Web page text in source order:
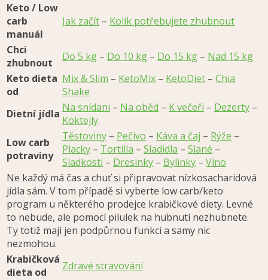
Keto / Low
carb
manuál
Jak začít – Kolik potřebujete zhubnout
Chci
zhubnout
Do 5 kg – Do 10 kg – Do 15 kg – Nad 15 kg
Keto dieta
od
Mix & Slim – KetoMix – KetoDiet – Chia
Shake
Dietní jídla Na snídani – Na oběd – K večeři – Dezerty –
Koktejly
Low carb
potraviny
Těstoviny – Pečivo – Káva a čaj – Rýže –
Placky – Tortilla – Sladidla – Slané –
Sladkosti – Dresinky – Bylinky – Víno
Ne každý má čas a chuť si připravovat nízkosacharidová
jídla sám. V tom případě si vyberte low carb/keto
program u některého prodejce krabičkové diety. Levné
to nebude, ale pomocí pilulek na hubnutí nezhubnete.
Ty totiž mají jen podpůrnou funkci a samy nic
nezmohou.
Krabičková
dieta od
Zdravé stravování